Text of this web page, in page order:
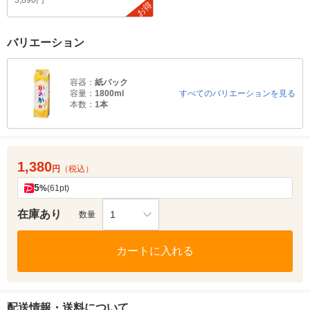
お得
バリエーション
容器： 紙パック
容量： 1800ml
本数： 1本
すべてのバリエーションを見る
1,380円 （税込）
5%(61pt)
在庫あり 数量 1
カートに入れる